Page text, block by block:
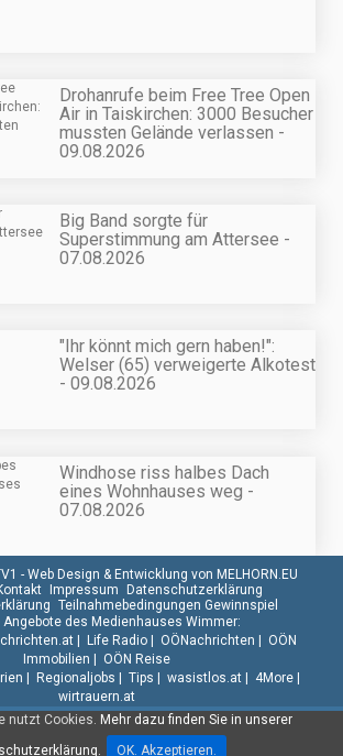
Drohanrufe beim Free Tree Open
Air in Taiskirchen: 3000 Besucher
mussten Gelände verlassen -
09.08.2026
Big Band sorgte für
Superstimmung am Attersee -
07.08.2026
"Ihr könnt mich gern haben!":
Welser (65) verweigerte Alkotest
- 09.08.2026
Windhose riss halbes Dach
eines Wohnhauses weg -
07.08.2026
nutzt Cookies. Mehr dazu finden Sie in unserer
OK. Akzeptieren.
- Web Design & Entwicklung von MELHORN.EU
Impressum Datenschutzerklärung
Teilnahmebedingungen Gewinnspiel
Angebote des Medienhauses Wimmer:
| Life Radio| OÖNachrichten | OÖN
Immobilien | OÖN Reise
| Regionaljobs | Tips | wasistlos.at| 4More|
wirtrauern.at